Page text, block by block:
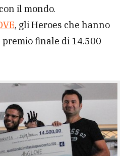
il mondo.
, gli Heroes che hanno
finale di 14.500